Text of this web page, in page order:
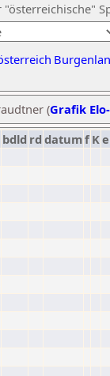
"österreichische"
(Grafik
bdld rd datumf K